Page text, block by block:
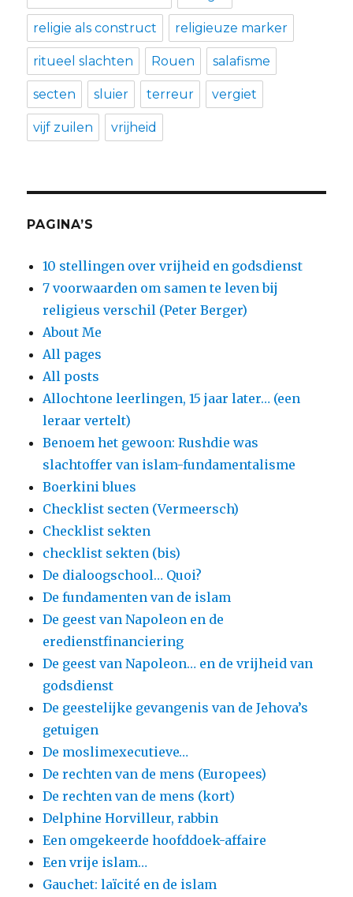
religie als construct religieuze marker
ritueel slachten Rouen salafisme
secten sluier terreur vergiet
vijf zuilen vrijheid
PAGINA’S
10 stellingen over vrijheid en godsdienst
7 voorwaarden om samen te leven bij
religieus verschil (Peter Berger)
About Me
All pages
All posts
Allochtone leerlingen, 15 jaar later… (een
leraar vertelt)
Benoem het gewoon: Rushdie was
slachtoffer van islam-fundamentalisme
Boerkini blues
Checklist secten (Vermeersch)
Checklist sekten
checklist sekten (bis)
De dialoogschool… Quoi?
De fundamenten van de islam
De geest van Napoleon en de
eredienstfinanciering
De geest van Napoleon… en de vrijheid van
godsdienst
De geestelijke gevangenis van de Jehova’s
getuigen
De moslimexecutieve…
De rechten van de mens (Europees)
De rechten van de mens (kort)
Delphine Horvilleur, rabbin
Een omgekeerde hoofddoek-affaire
Een vrije islam…
Gauchet: laïcité en de islam